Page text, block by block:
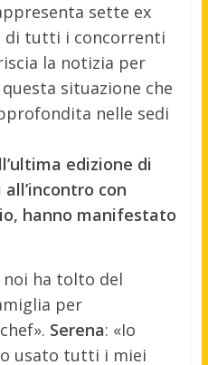
sette ex
di tutti i concorrenti
la notizia per
situazione che
nelle sedi
edizione di
con
hanno manifestato
noi ha tolto del
per
Serena: «Io
usato tutti i miei